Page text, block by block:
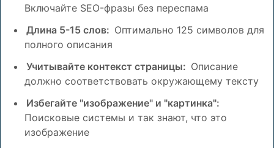
Включайте SEO-фразы без переспама
Длина 5-15 слов: Оптимально 125 символов для
полного описания
Учитывайте контекст страницы: Описание
должно соответствовать окружающему тексту
Избегайте "изображение" и "картинка":
Поисковые системы и так знают, что это
изображение